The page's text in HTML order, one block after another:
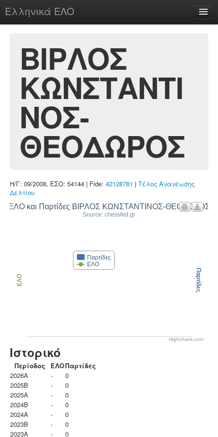
Ελληνικά ΕΛΟ
chesstu.be @ discord
Login
ΒΙΡΛΟΣ
ΚΩΝΣΤΑΝΤΙ
ΝΟΣ-
ΘΕΟΔΩΡΟΣ
Η/Γ: 09/2008, ΕΣΟ: 54144 | Fide: 42128781 | Τέλος Ανανέωσης
Δελτίου
ΕΛΟ και Παρτίδες ΒΙΡΛΟΣ ΚΩΝΣΤΑΝΤΙΝΟΣ-ΘΕΟΔΩΡΟΣ
Source: chessfed.gr
Παρτίδες
ΕΛΟ
ΕΛΟ Παρτίδες
Highcharts.com
Ιστορικό
Περίοδος ΕΛΟΠαρτίδες
2026A
-
0
2025B
-
0
2025A
-
0
2024B
-
0
2024A
-
0
2023B
-
0
2023Α
- 0